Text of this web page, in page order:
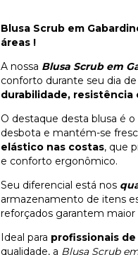
Blusa Scrub em
áreas !
A nossa Blusa Scrub em
conforto durante seu dia
durabilidade, resistência
O destaque desta blusa é
desbota e mantém-se
elástico nas costas, que
e conforto ergonômico.
Seu diferencial está nos
armazenamento de itens
reforçados garantem
Ideal para profissionais
qualidade, a Blusa Scrub